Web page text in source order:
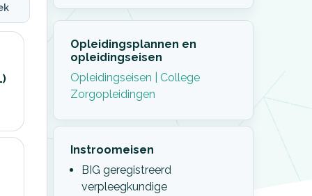
Opleidingsplannen en
opleidingseisen
Opleidingseisen | College
Zorgopleidingen
Instroomeisen
BIG geregistreerd
verpleegkundige